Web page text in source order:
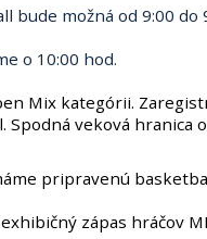
bude možná od 9:00 do
o 10:00 hod.
Mix kategórii.
Spodná veková hranica
pripravenú
zápas hráčov